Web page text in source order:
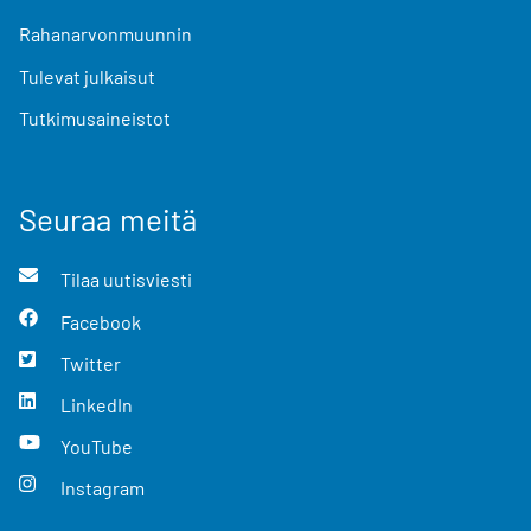
Rahanarvonmuunnin
Tulevat julkaisut
Tutkimusaineistot
Seuraa meitä
Tilaa uutisviesti
Facebook
Twitter
LinkedIn
YouTube
Instagram